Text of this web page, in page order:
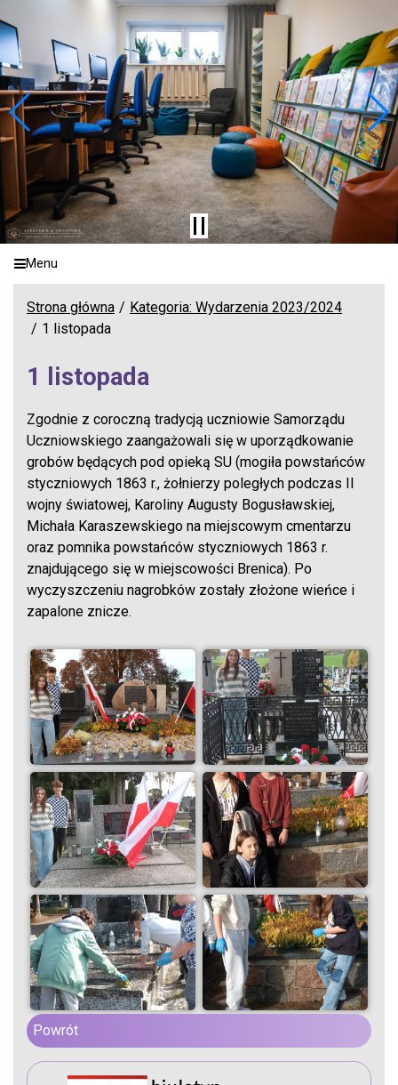
Menu
Strona główna
Kategoria: Wydarzenia 2023/2024
1 listopada
1 listopada
Zgodnie z coroczną tradycją uczniowie Samorządu
Uczniowskiego zaangażowali się w uporządkowanie
grobów będących pod opieką SU (mogiła powstańców
styczniowych 1863 r., żołnierzy poległych podczas II
wojny światowej, Karoliny Augusty Bogusławskiej,
Michała Karaszewskiego na miejscowym cmentarzu
oraz pomnika powstańców styczniowych 1863 r.
znajdującego się w miejscowości Brenica). Po
wyczyszczeniu nagrobków zostały złożone wieńce i
zapalone znicze.
Powrót